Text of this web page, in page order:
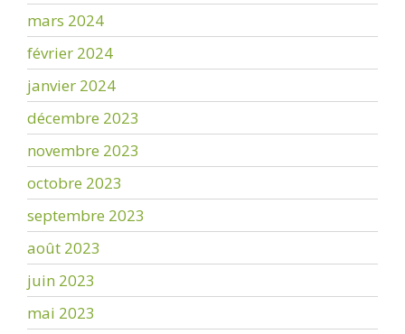
mars 2024
février 2024
janvier 2024
décembre 2023
novembre 2023
octobre 2023
septembre 2023
août 2023
juin 2023
mai 2023